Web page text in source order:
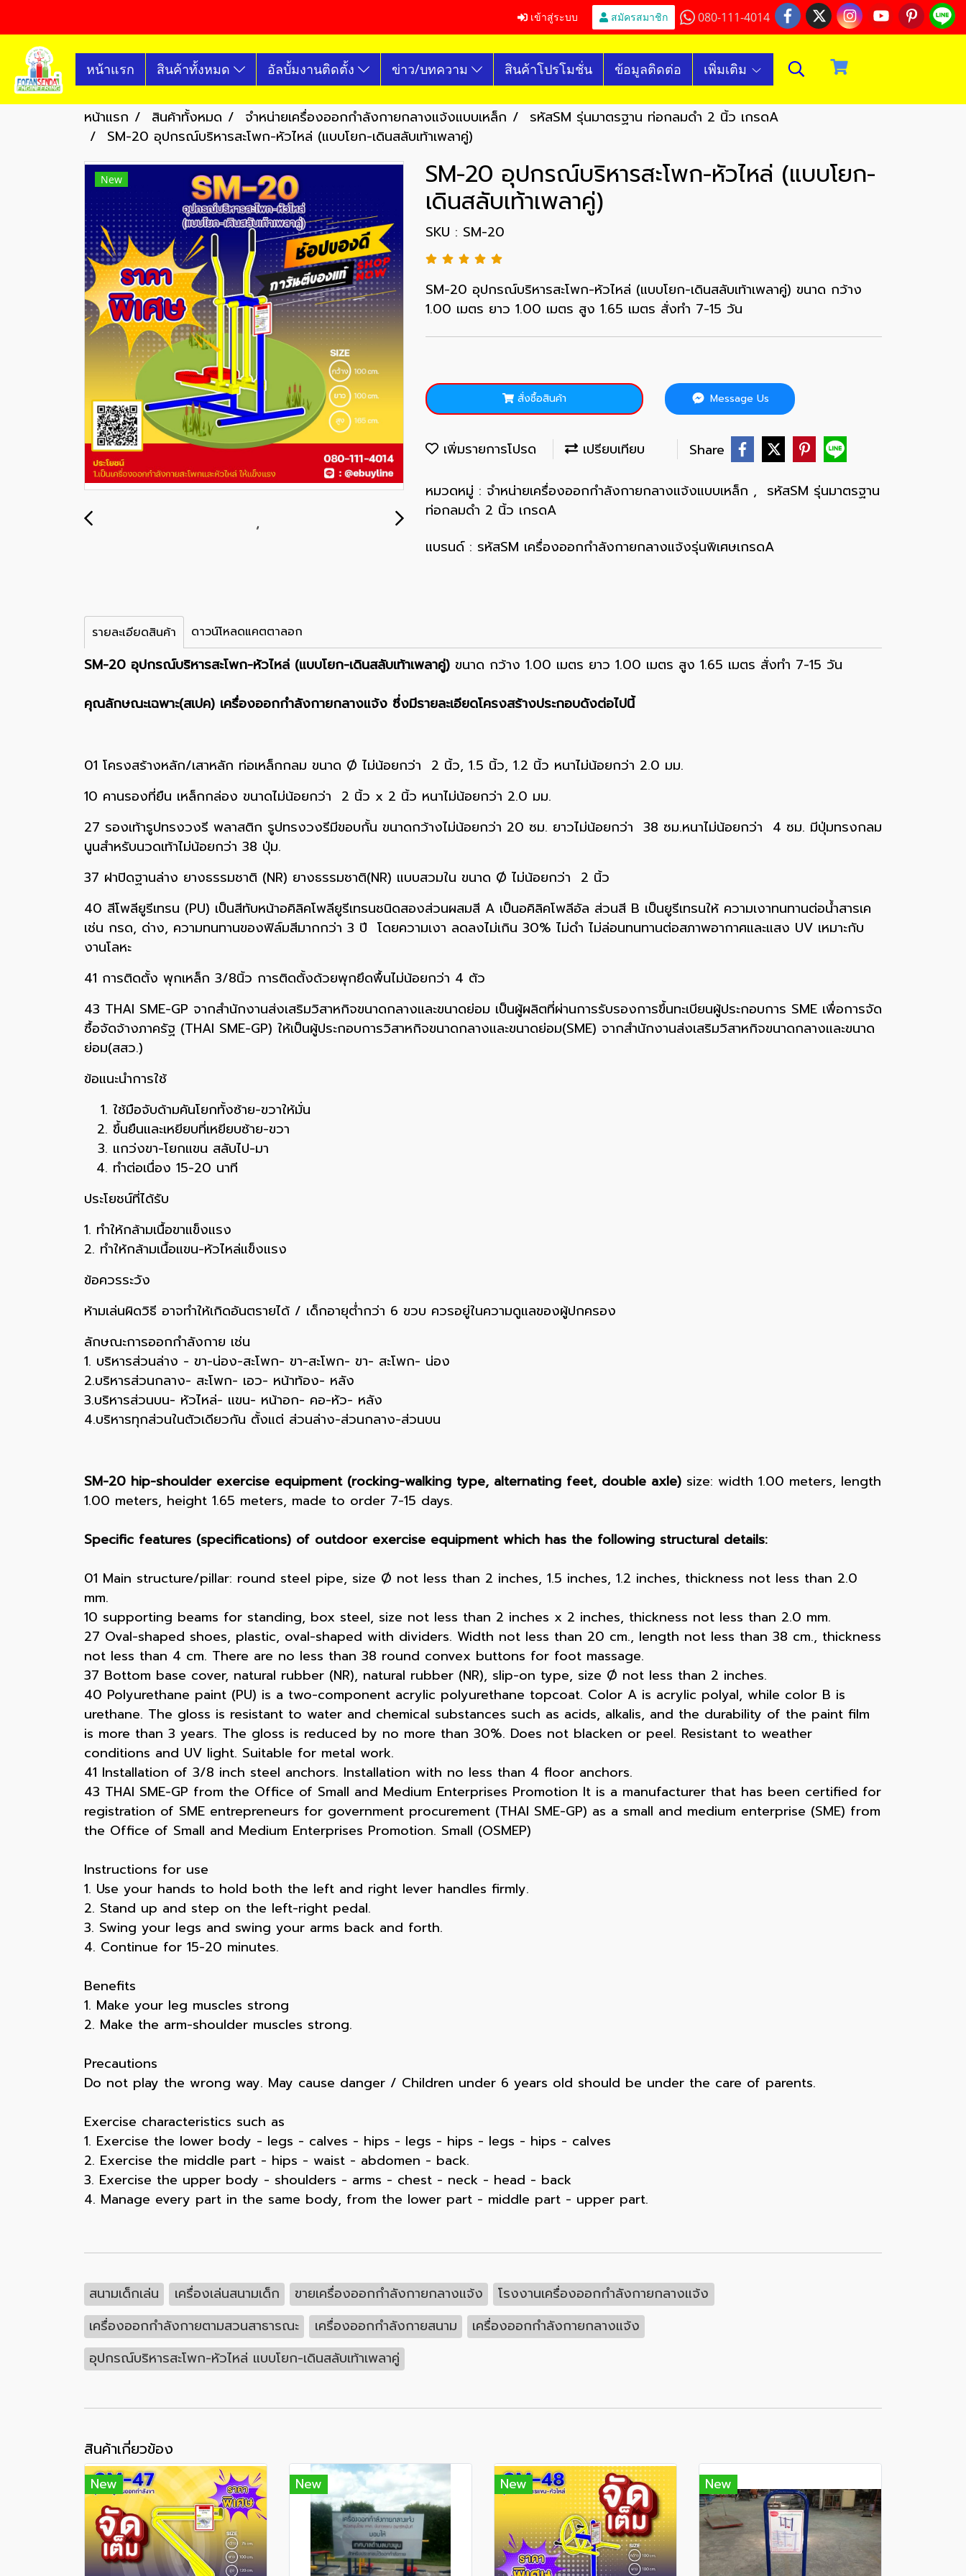
เข้าสู่ระบบ สมัครสมาชิก 080-111-4014
หน้าแรก สินค้าทั้งหมด อัลบั้มงานติดตั้ง ข่าว/บทความ สินค้าโปรโมชั่น ข้อมูลติดต่อ เพิ่มเติม
หน้าแรก สินค้าทั้งหมด จำหน่ายเครื่องออกกำลังกายกลางแจ้งแบบเหล็ก
รหัสSM รุ่นมาตรฐาน ท่อกลมดำ 2 นิ้ว เกรดA
SM-20 อุปกรณ์บริหารสะโพก-หัวไหล่ (แบบโยก-เดินสลับเท้าเพลาคู่)
New SM-20 อุปกรณ์บริหารสะโพก-หัวไหล่ (แบบโยก-
เดินสลับเท้าเพลาคู่)
SKU : SM-20
SM-20 อุปกรณ์บริหารสะโพก-หัวไหล่ (แบบโยก-เดินสลับเท้าเพลาคู่) ขนาด กว้าง
1.00 เมตร ยาว 1.00 เมตร สูง 1.65 เมตร สั่งทำ 7-15 วัน
สั่งซื้อสินค้า Message Us
เพิ่มรายการโปรด เปรียบเทียบ Share
หมวดหมู่ : จำหน่ายเครื่องออกกำลังกายกลางแจ้งแบบเหล็ก , รหัสSM รุ่นมาตรฐาน
ท่อกลมดำ 2 นิ้ว เกรดA
แบรนด์ : รหัสSM เครื่องออกกำลังกายกลางแจ้งรุ่นพิเศษเกรดA
รายละเอียดสินค้า ดาวน์โหลดแคตตาลอก
SM-20 อุปกรณ์บริหารสะโพก-หัวไหล่ (แบบโยก-เดินสลับเท้าเพลาคู่) ขนาด กว้าง 1.00 เมตร ยาว 1.00 เมตร สูง 1.65 เมตร สั่งทำ 7-15 วัน
คุณลักษณะเฉพาะ(สเปค) เครื่องออกกำลังกายกลางแจ้ง ซึ่งมีรายละเอียดโครงสร้างประกอบดังต่อไปนี้
01 โครงสร้างหลัก/เสาหลัก ท่อเหล็กกลม ขนาด Ø ไม่น้อยกว่า 2 นิ้ว, 1.5 นิ้ว, 1.2 นิ้ว หนาไม่น้อยกว่า 2.0 มม.
10 คานรองที่ยืน เหล็กกล่อง ขนาดไม่น้อยกว่า 2 นิ้ว x 2 นิ้ว หนาไม่น้อยกว่า 2.0 มม.
27 รองเท้ารูปทรงวงรี พลาสติก รูปทรงวงรีมีขอบกั้น ขนาดกว้างไม่น้อยกว่า 20 ซม. ยาวไม่น้อยกว่า 38 ซม.หนาไม่น้อยกว่า 4 ซม. มีปุ่มทรงกลม
นูนสำหรับนวดเท้าไม่น้อยกว่า 38 ปุ่ม.
37 ฝาปิดฐานล่าง ยางธรรมชาติ (NR) ยางธรรมชาติ(NR) แบบสวมใน ขนาด Ø ไม่น้อยกว่า 2 นิ้ว
40 สีโพลียูรีเทรน (PU) เป็นสีทับหน้าอคิลิคโพลียูรีเทรนชนิดสองส่วนผสมสี A เป็นอคิลิคโพลีอัล ส่วนสี B เป็นยูรีเทรนให้ ความเงาทนทานต่อน้ำสารเค
เช่น กรด, ด่าง, ความทนทานของฟิล์มสีมากกว่า 3 ปี โดยความเงา ลดลงไม่เกิน 30% ไม่ดำ ไม่ล่อนทนทานต่อสภาพอากาศและแสง UV เหมาะกับ
งานโลหะ
41 การติดตั้ง พุกเหล็ก 3/8นิ้ว การติดตั้งด้วยพุกยึดพื้นไม่น้อยกว่า 4 ตัว
43 THAI SME-GP จากสำนักงานส่งเสริมวิสาหกิจขนาดกลางและขนาดย่อม เป็นผู้ผลิตที่ผ่านการรับรองการขึ้นทะเบียนผู้ประกอบการ SME เพื่อการจัด
ซื้อจัดจ้างภาครัฐ (THAI SME-GP) ให้เป็นผู้ประกอบการวิสาหกิจขนาดกลางและขนาดย่อม(SME) จากสำนักงานส่งเสริมวิสาหกิจขนาดกลางและขนาด
ย่อม(สสว.)
ข้อแนะนำการใช้
ใช้มือจับด้ามคันโยกทั้งซ้าย-ขวาให้มั่น
ขึ้นยืนและเหยียบที่เหยียบซ้าย-ขวา
แกว่งขา-โยกแขน สลับไป-มา
ทำต่อเนื่อง 15-20 นาที
ประโยชน์ที่ได้รับ
1. ทำให้กล้ามเนื้อขาแข็งแรง
2. ทำให้กล้ามเนื้อแขน-หัวไหล่แข็งแรง
ข้อควรระวัง
ห้ามเล่นผิดวิธี อาจทำให้เกิดอันตรายได้ / เด็กอายุต่ำกว่า 6 ขวบ ควรอยู่ในความดูแลของผู้ปกครอง
ลักษณะการออกกำลังกาย เช่น
1. บริหารส่วนล่าง - ขา-น่อง-สะโพก- ขา-สะโพก- ขา- สะโพก- น่อง
2.บริหารส่วนกลาง- สะโพก- เอว- หน้าท้อง- หลัง
3.บริหารส่วนบน- หัวไหล่- แขน- หน้าอก- คอ-หัว- หลัง
4.บริหารทุกส่วนในตัวเดียวกัน ตั้งแต่ ส่วนล่าง-ส่วนกลาง-ส่วนบน
SM-20 hip-shoulder exercise equipment (rocking-walking type, alternating feet, double axle) size: width 1.00 meters, length
1.00 meters, height 1.65 meters, made to order 7-15 days.
Specific features (specifications) of outdoor exercise equipment which has the following structural details:
01 Main structure/pillar: round steel pipe, size Ø not less than 2 inches, 1.5 inches, 1.2 inches, thickness not less than 2.0
mm.
10 supporting beams for standing, box steel, size not less than 2 inches x 2 inches, thickness not less than 2.0 mm.
27 Oval-shaped shoes, plastic, oval-shaped with dividers. Width not less than 20 cm., length not less than 38 cm., thickness
not less than 4 cm. There are no less than 38 round convex buttons for foot massage.
37 Bottom base cover, natural rubber (NR), natural rubber (NR), slip-on type, size Ø not less than 2 inches.
40 Polyurethane paint (PU) is a two-component acrylic polyurethane topcoat. Color A is acrylic polyal, while color B is
urethane. The gloss is resistant to water and chemical substances such as acids, alkalis, and the durability of the paint film
is more than 3 years. The gloss is reduced by no more than 30%. Does not blacken or peel. Resistant to weather
conditions and UV light. Suitable for metal work.
41 Installation of 3/8 inch steel anchors. Installation with no less than 4 floor anchors.
43 THAI SME-GP from the Office of Small and Medium Enterprises Promotion It is a manufacturer that has been certified for
registration of SME entrepreneurs for government procurement (THAI SME-GP) as a small and medium enterprise (SME) from
the Office of Small and Medium Enterprises Promotion. Small (OSMEP)
Instructions for use
1. Use your hands to hold both the left and right lever handles firmly.
2. Stand up and step on the left-right pedal.
3. Swing your legs and swing your arms back and forth.
4. Continue for 15-20 minutes.
Benefits
1. Make your leg muscles strong
2. Make the arm-shoulder muscles strong.
Precautions
Do not play the wrong way. May cause danger / Children under 6 years old should be under the care of parents.
Exercise characteristics such as
1. Exercise the lower body - legs - calves - hips - legs - hips - legs - hips - calves
2. Exercise the middle part - hips - waist - abdomen - back.
3. Exercise the upper body - shoulders - arms - chest - neck - head - back
4. Manage every part in the same body, from the lower part - middle part - upper part.
สนามเด็กเล่น เครื่องเล่นสนามเด็ก ขายเครื่องออกกำลังกายกลางแจ้ง
โรงงานเครื่องออกกำลังกายกลางแจ้ง
เครื่องออกกำลังกายตามสวนสาธารณะ
เครื่องออกกำลังกายสนาม
เครื่องออกกำลังกายกลางแจ้ง
อุปกรณ์บริหารสะโพก-หัวไหล่ แบบโยก-เดินสลับเท้าเพลาคู่
สินค้าเกี่ยวข้อง
New New New New